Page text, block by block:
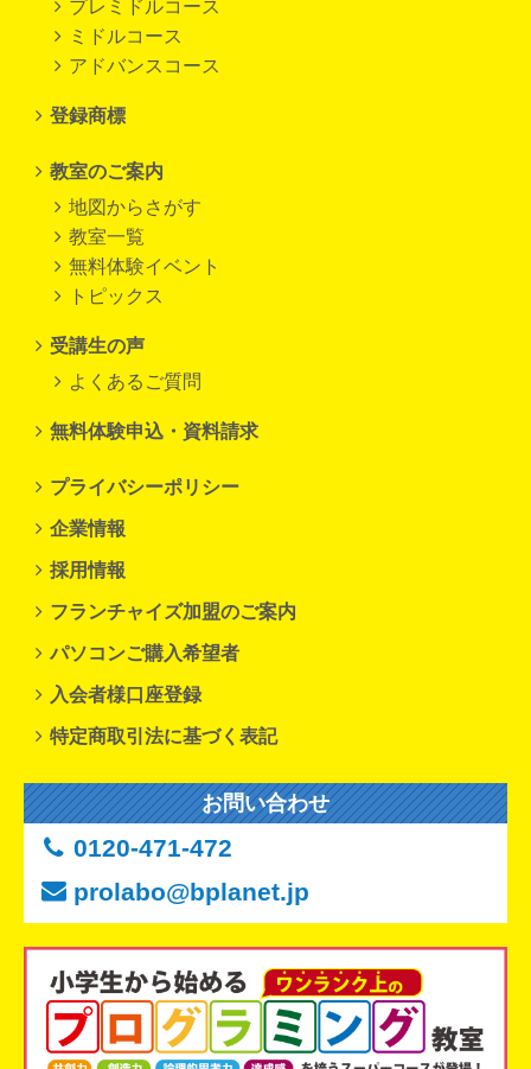
プレミドルコース
ミドルコース
アドバンスコース
登録商標
教室のご案内
地図からさがす
教室一覧
無料体験イベント
トピックス
受講生の声
よくあるご質問
無料体験申込・資料請求
プライバシーポリシー
企業情報
採用情報
フランチャイズ加盟のご案内
パソコンご購入希望者
入会者様口座登録
特定商取引法に基づく表記
お問い合わせ
0120-471-472
prolabo@bplanet.jp